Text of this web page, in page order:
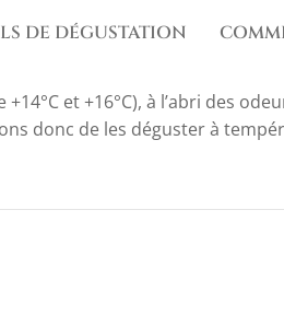
DE DÉGUSTATION
et +16°C), à l’abri des
donc de les déguster à